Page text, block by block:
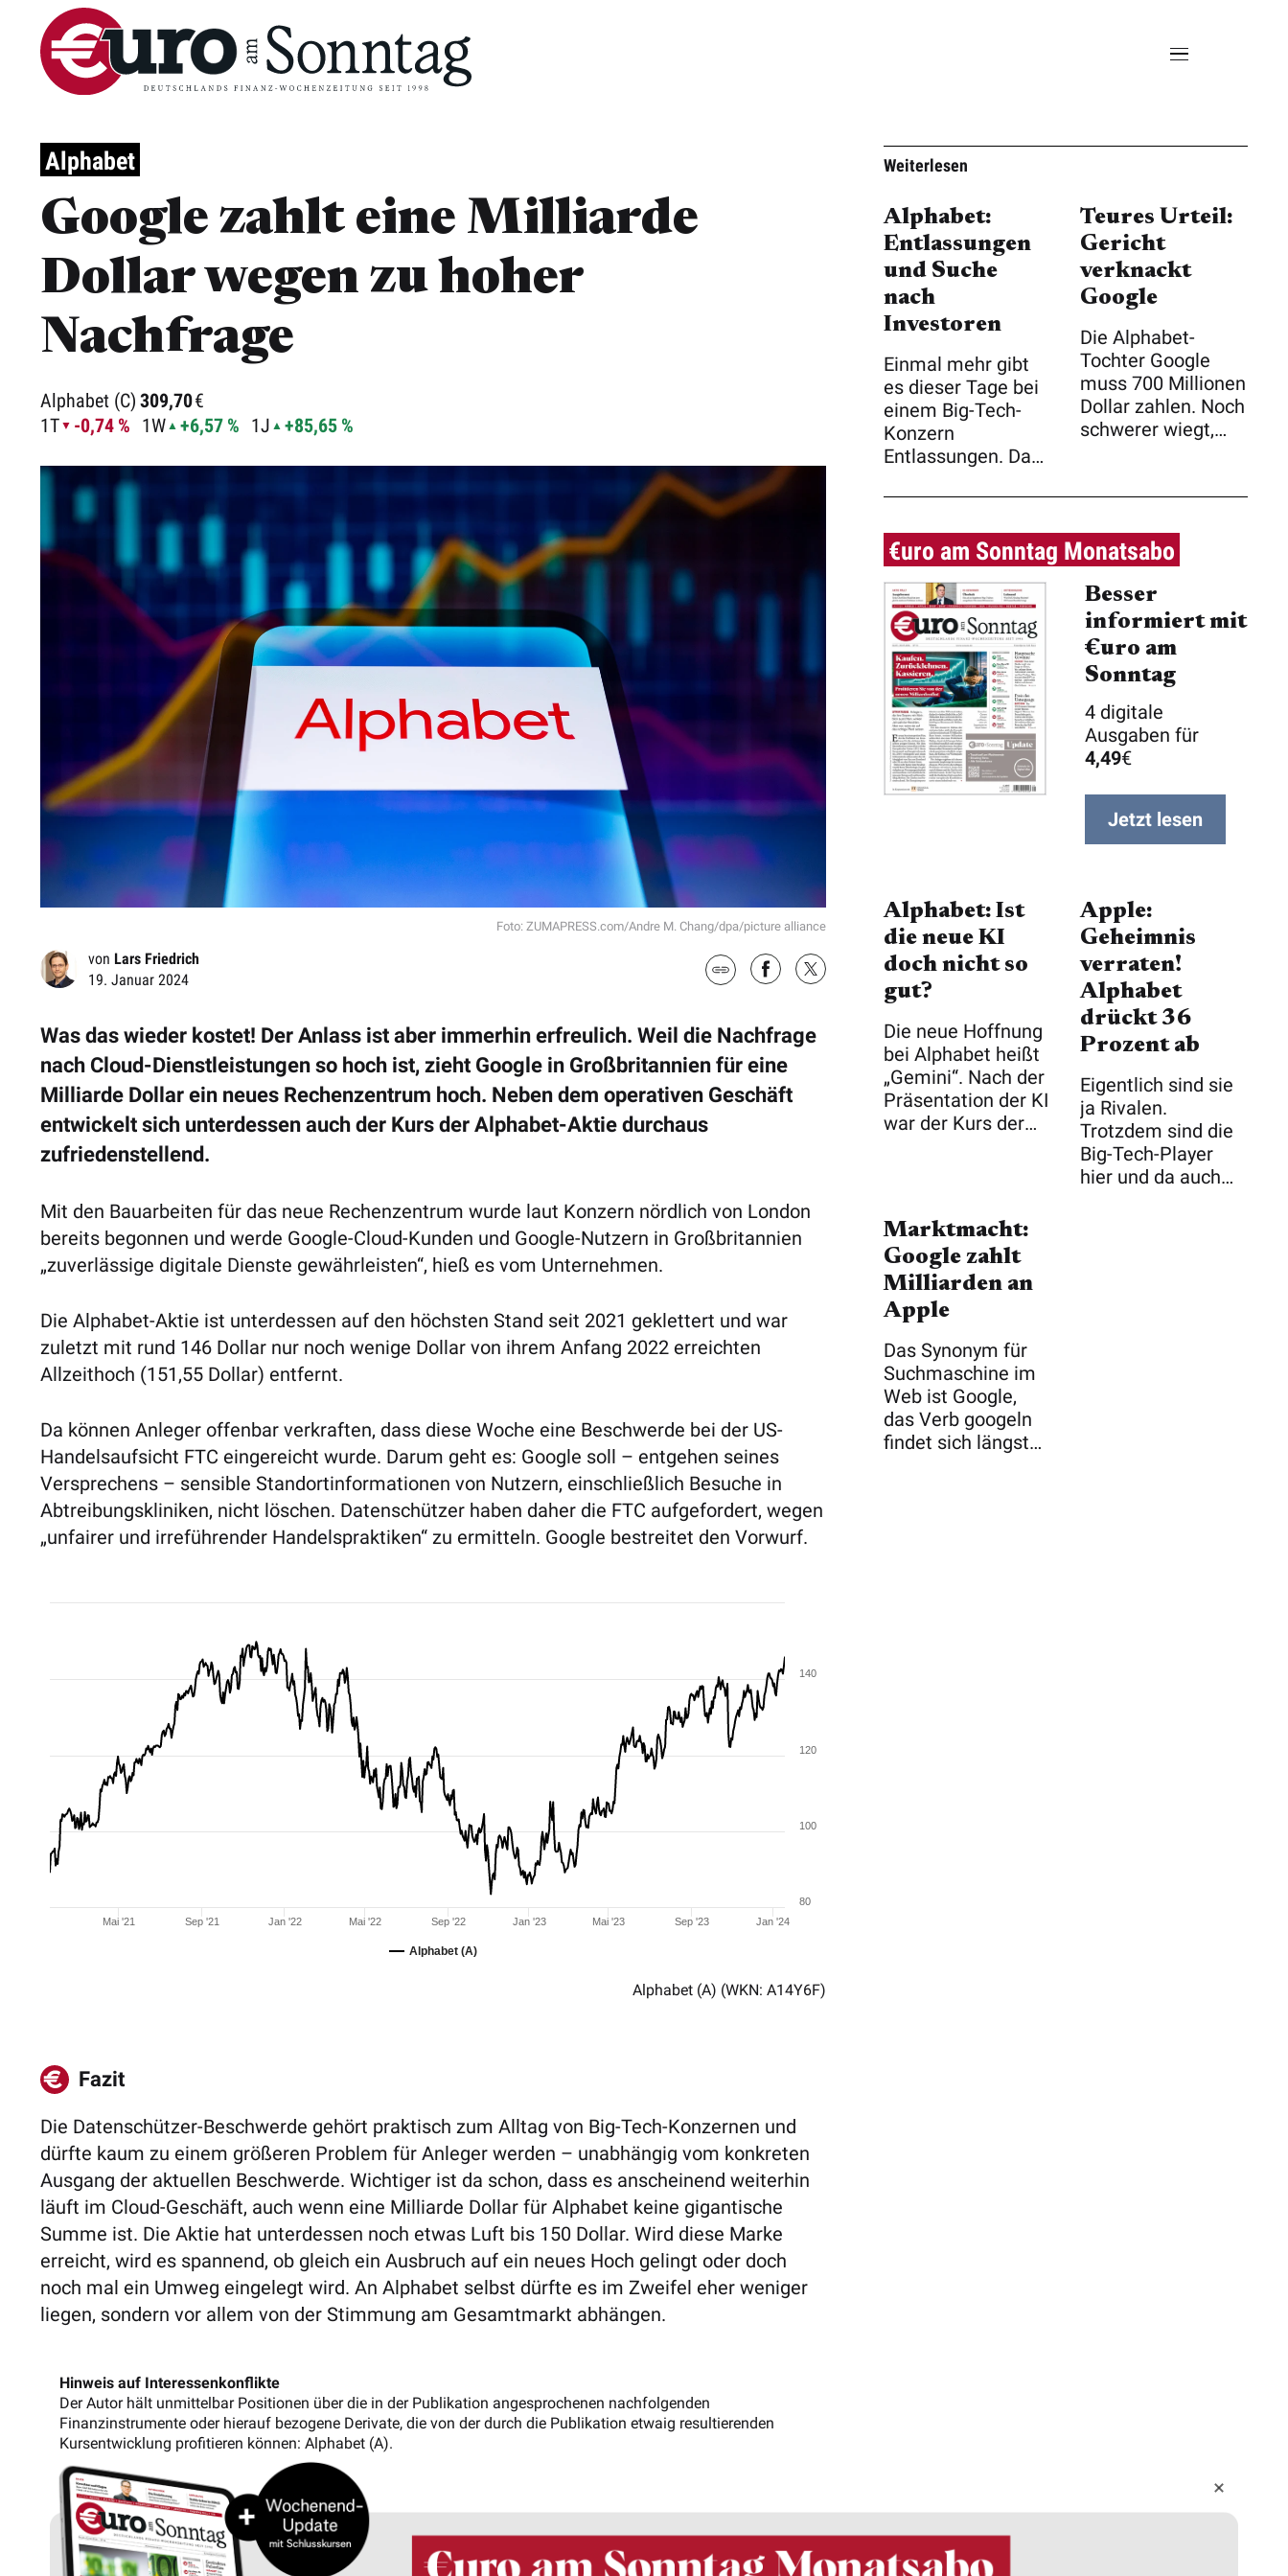
Alphabet
Google zahlt eine Milliarde
Dollar wegen zu hoher
Nachfrage
Alphabet (C) 309,70€
1T
-0,74 % 1W +6,57 % 1J +85,65 %
Foto: ZUMAPRESS.com/Andre M. Chang/dpa/picture alliance
von Lars Friedrich
19. Januar 2024
Was das wieder kostet! Der Anlass ist aber immerhin erfreulich. Weil die Nachfrage
nach Cloud-Dienstleistungen so hoch ist, zieht Google in Großbritannien für eine
Milliarde Dollar ein neues Rechenzentrum hoch. Neben dem operativen Geschäft
entwickelt sich unterdessen auch der Kurs der Alphabet-Aktie durchaus
zufriedenstellend.
Mit den Bauarbeiten für das neue Rechenzentrum wurde laut Konzern nördlich von London
bereits begonnen und werde Google-Cloud-Kunden und Google-Nutzern in Großbritannien
„zuverlässige digitale Dienste gewährleisten“, hieß es vom Unternehmen.
Die Alphabet-Aktie ist unterdessen auf den höchsten Stand seit 2021 geklettert und war
zuletzt mit rund 146 Dollar nur noch wenige Dollar von ihrem Anfang 2022 erreichten
Allzeithoch (151,55 Dollar) entfernt.
Da können Anleger offenbar verkraften, dass diese Woche eine Beschwerde bei der US-
Handelsaufsicht FTC eingereicht wurde. Darum geht es: Google soll – entgehen seines
Versprechens – sensible Standortinformationen von Nutzern, einschließlich Besuche in
Abtreibungskliniken, nicht löschen. Datenschützer haben daher die FTC aufgefordert, wegen
„unfairer und irreführender Handelspraktiken“ zu ermitteln. Google bestreitet den Vorwurf.
Alphabet (A)
Jan '22 Jan '23 Jan '24
Mai '21 Sep '21 Mai '22 Sep '22 Mai '23 Sep '23
80
100
120
140
Alphabet (A) (WKN: A14Y6F)
Fazit
Die Datenschützer-Beschwerde gehört praktisch zum Alltag von Big-Tech-Konzernen und
dürfte kaum zu einem größeren Problem für Anleger werden – unabhängig vom konkreten
Ausgang der aktuellen Beschwerde. Wichtiger ist da schon, dass es anscheinend weiterhin
läuft im Cloud-Geschäft, auch wenn eine Milliarde Dollar für Alphabet keine gigantische
Summe ist. Die Aktie hat unterdessen noch etwas Luft bis 150 Dollar. Wird diese Marke
erreicht, wird es spannend, ob gleich ein Ausbruch auf ein neues Hoch gelingt oder doch
noch mal ein Umweg eingelegt wird. An Alphabet selbst dürfte es im Zweifel eher weniger
liegen, sondern vor allem von der Stimmung am Gesamtmarkt abhängen.
Hinweis auf Interessenkonflikte
Der Autor hält unmittelbar Positionen über die in der Publikation angesprochenen nachfolgenden
Finanzinstrumente oder hierauf bezogene Derivate, die von der durch die Publikation etwaig resultierenden
Kursentwicklung profitieren können: Alphabet (A).
Weiterlesen
Alphabet:
Entlassungen
und Suche
nach
Investoren
Einmal mehr gibt
es dieser Tage bei
einem Big-Tech-
Konzern
Entlassungen. Das
genomm ...
Teures Urteil:
Gericht
verknackt
Google
Die Alphabet-
Tochter Google
muss 700 Millionen
Dollar zahlen. Noch
schwerer wiegt,
€uro am Sonntag Monatsabo
Besser
informiert mit
€uro am
Sonntag
4 digitale
Ausgaben für
4,49€
Jetzt lesen
Alphabet: Ist
die neue KI
doch nicht so
gut?
Die neue Hoffnung
bei Alphabet heißt
„Gemini“. Nach der
Präsentation der KI
war der Kurs der
Apple:
Geheimnis
verraten!
Alphabet
drückt 36
Prozent ab
Eigentlich sind sie
ja Rivalen.
Trotzdem sind die
Big-Tech-Player
hier und da auch
Marktmacht:
Google zahlt
Milliarden an
Apple
Das Synonym für
Suchmaschine im
Web ist Google,
das Verb googeln
findet sich längst